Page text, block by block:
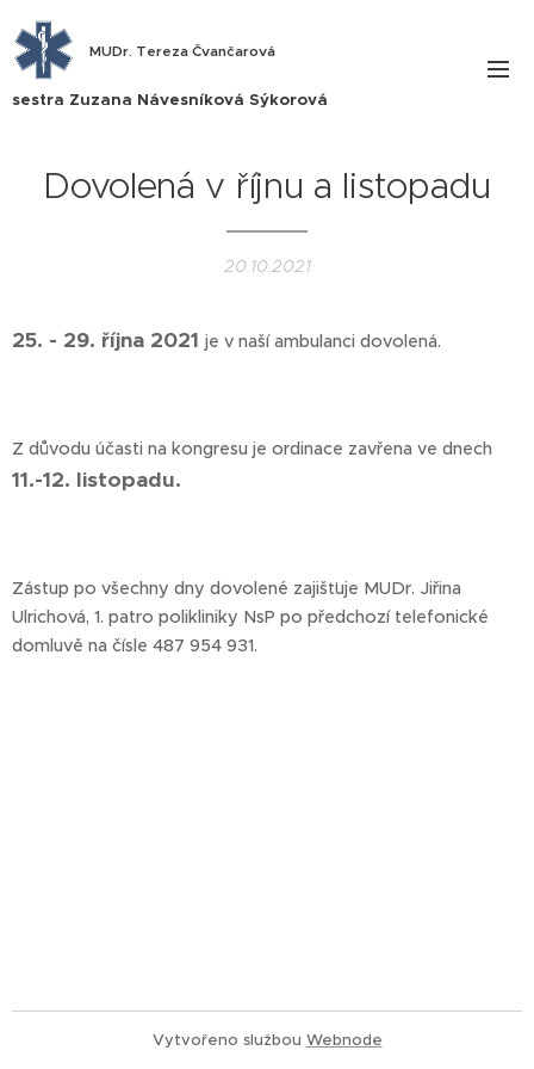
MUDr. Tereza Čvančarová
sestra Zuzana Návesníková Sýkorová
Dovolená v říjnu a listopadu
20.10.2021
25. - 29. října 2021 je v naší ambulanci dovolená.
Z důvodu účasti na kongresu je ordinace zavřena ve dnech
11.-12. listopadu.
Zástup po všechny dny dovolené zajišťuje MUDr. Jiřina
Ulrichová, 1. patro polikliniky NsP po předchozí telefonické
domluvě na čísle 487 954 931.
Vytvořeno službou Webnode